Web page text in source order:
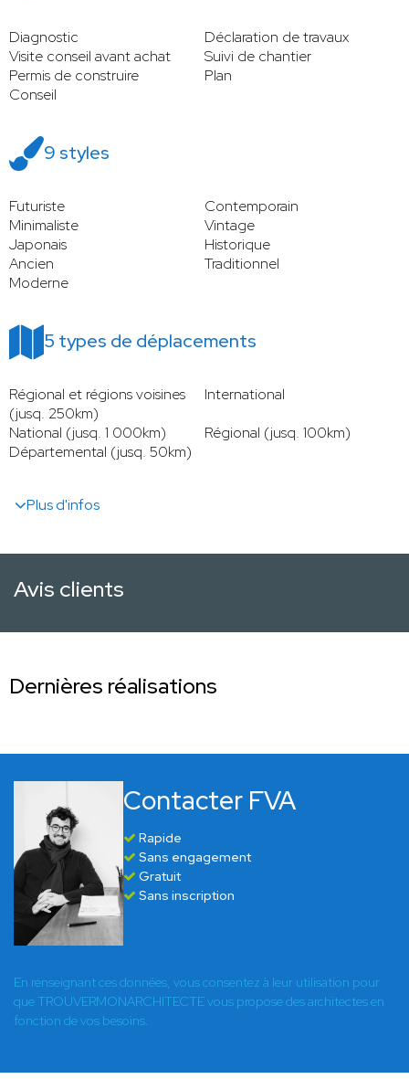
Diagnostic
Déclaration de travaux
Visite conseil avant achat
Suivi de chantier
Permis de construire
Plan
Conseil
9 styles
Futuriste
Contemporain
Minimaliste
Vintage
Japonais
Historique
Ancien
Traditionnel
Moderne
5 types de déplacements
Régional et régions voisines
(jusq. 250km)
International
National (jusq. 1 000km)
Régional (jusq. 100km)
Départemental (jusq. 50km)
Plus d'infos
Avis clients
Dernières réalisations
Contacter FVA
Rapide
Sans engagement
Gratuit
Sans inscription
En renseignant ces données, vous consentez à leur utilisation pour
que TROUVERMONARCHITECTE vous propose des architectes en
fonction de vos besoins.